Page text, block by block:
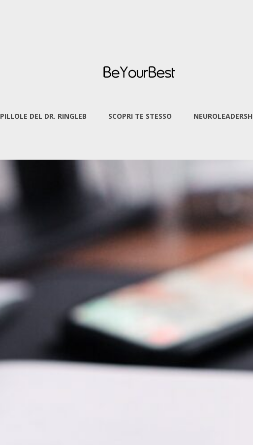
PILLOLE DEL DR. RINGLEB SCOPRI TE STESSO